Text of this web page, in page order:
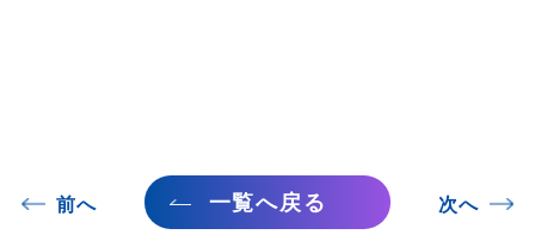
前へ 次へ
一覧へ戻る